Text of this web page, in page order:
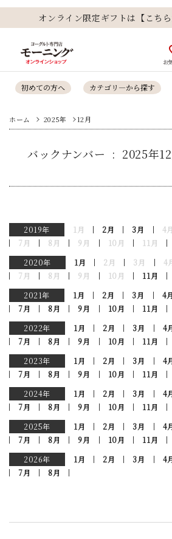
オンライン限定ギフトは【こち
お
初めての方へ カテゴリ―から探す
ホーム 2025年 12月
バックナンバー : 2025年12
2019年 1月 2月 3月 4月
7月
8月 9月 10月 11月
2020年
1月 2月 3月 4
7月
8月 9月 10月 11月
2021年
1月 2月 3月 4
7月
8月 9月 10月 11月
2022年
1月 2月 3月 4
7月
8月 9月 10月 11月
2023年
1月 2月 3月 4
7月
8月 9月 10月 11月
2024年
1月 2月 3月 4
7月
8月 9月 10月 11月
2025年
1月 2月 3月 4
7月
8月 9月 10月 11月
2026年
1月 2月 3月 4
7月
8月